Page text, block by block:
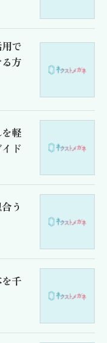
で
方
軽
ド
う
千